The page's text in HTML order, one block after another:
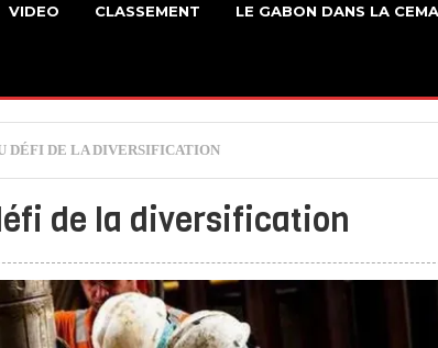
VIDEO CLASSEMENT LE GABON DANS LA
DÉFI DE LA DIVERSIFICATION
de la diversification